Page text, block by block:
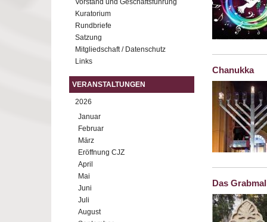
Vorstand und Geschäftsführung
Kuratorium
Rundbriefe
Satzung
Mitgliedschaft / Datenschutz
Links
VERANSTALTUNGEN
2026
Januar
Februar
März
Eröffnung CJZ
April
Mai
Juni
Juli
August
Chanukka
Das